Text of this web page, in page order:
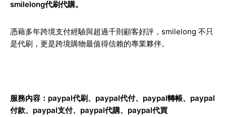
smilelong代刷代購。
憑藉多年跨境支付經驗與超過千則顧客好評，smilelong 不只
是代刷，更是跨境購物最值得信賴的專業夥伴。
服務內容：paypal代刷、paypal代付、 paypal轉帳、 paypal
付款、paypal支付、paypal代購、paypal代買